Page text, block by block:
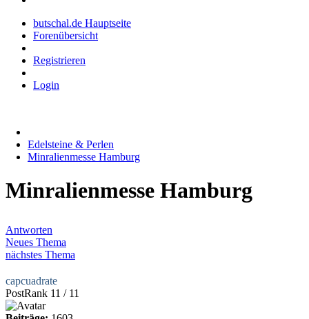
butschal.de Hauptseite
Forenübersicht
Registrieren
Login
Edelsteine & Perlen
Minralienmesse Hamburg
Minralienmesse Hamburg
Antworten
Neues Thema
nächstes Thema
capcuadrate
PostRank 11 / 11